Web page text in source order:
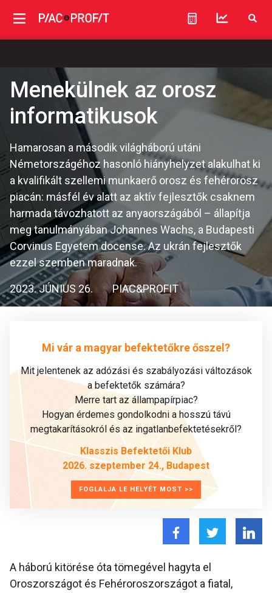
Menekülnek az orosz
informatikusok
Hamarosan a második világháború utáni
Németországéhoz hasonló hiányhelyzet alakulhat ki
a kvalifikált szellemi munkaerő orosz és fehérorosz
piacán: másfél év alatt az aktív fejlesztők csaknem
harmada távozhatott az anyaországából – állapítja
meg tanulmányában Johannes Wachs, a Budapesti
Corvinus Egyetem docense. Az ukrán fejlesztők
ezzel szemben maradnak.
2023. JÚNIUS 26. PIAC&PROFIT
Mi vár a magyar befektetőkre ősszel?
Mit jelentenek az adózási és szabályozási változások
a befektetők számára?
Merre tart az állampapírpiac?
Hogyan érdemes gondolkodni a hosszú távú
megtakarításokról és az ingatlanbefektetésekről?
Klasszis Befektetői Klub
2026. szeptember 24., Budapest
FOGLALJA LE HELYÉT MOST >>
A háború kitörése óta tömegével hagyta el
Oroszországot és Fehéroroszországot a fiatal,